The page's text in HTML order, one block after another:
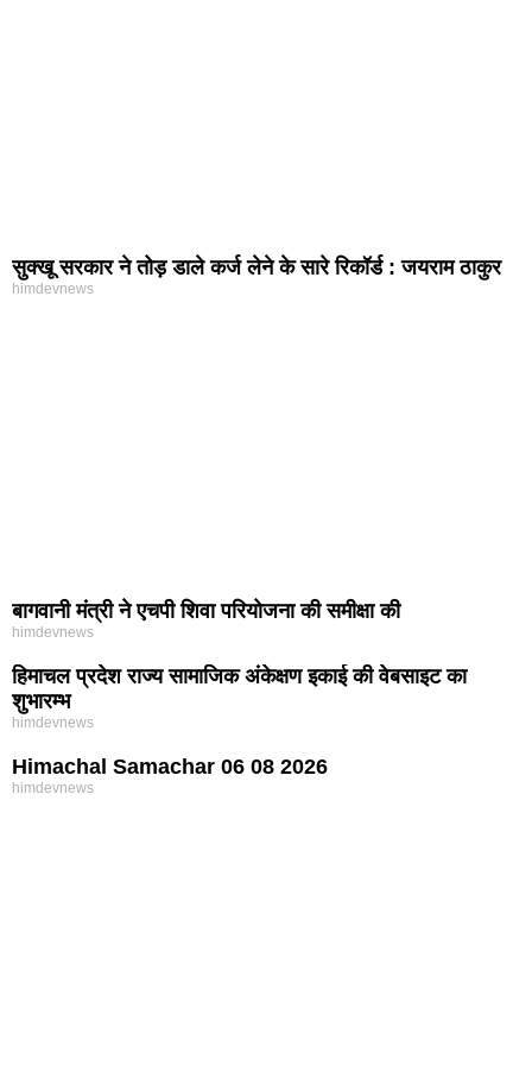
सुक्खू सरकार ने तोड़ डाले कर्ज लेने के सारे रिकॉर्ड : जयराम ठाकुर
himdevnews
बागवानी मंत्री ने एचपी शिवा परियोजना की समीक्षा की
himdevnews
हिमाचल प्रदेश राज्य सामाजिक अंकेक्षण इकाई की वेबसाइट का
शुभारम्भ
himdevnews
Himachal Samachar 06 08 2026
himdevnews